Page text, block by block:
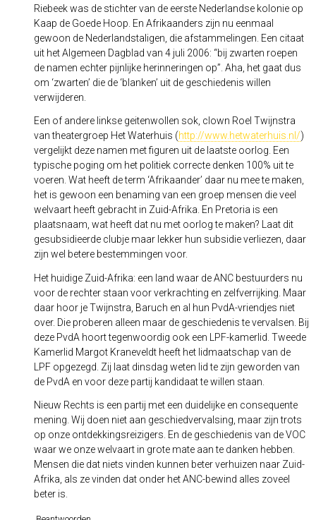
Riebeek was de stichter van de eerste Nederlandse kolonie op
Kaap de Goede Hoop. En Afrikaanders zijn nu eenmaal
gewoon de Nederlandstaligen, die afstammelingen. Een citaat
uit het Algemeen Dagblad van 4 juli 2006: “bij zwarten roepen
de namen echter pijnlijke herinneringen op”. Aha, het gaat dus
om ‘zwarten’ die de ‘blanken’ uit de geschiedenis willen
verwijderen.
Een of andere linkse geitenwollen sok, clown Roel Twijnstra
van theatergroep Het Waterhuis (http://www.hetwaterhuis.nl/)
vergelijkt deze namen met figuren uit de laatste oorlog. Een
typische poging om het politiek correcte denken 100% uit te
voeren. Wat heeft de term ‘Afrikaander’ daar nu mee te maken,
het is gewoon een benaming van een groep mensen die veel
welvaart heeft gebracht in Zuid-Afrika. En Pretoria is een
plaatsnaam, wat heeft dat nu met oorlog te maken? Laat dit
gesubsidieerde clubje maar lekker hun subsidie verliezen, daar
zijn wel betere bestemmingen voor.
Het huidige Zuid-Afrika: een land waar de ANC bestuurders nu
voor de rechter staan voor verkrachting en zelfverrijking. Maar
daar hoor je Twijnstra, Baruch en al hun PvdA-vriendjes niet
over. Die proberen alleen maar de geschiedenis te vervalsen. Bij
deze PvdA hoort tegenwoordig ook een LPF-kamerlid. Tweede
Kamerlid Margot Kraneveldt heeft het lidmaatschap van de
LPF opgezegd. Zij laat dinsdag weten lid te zijn geworden van
de PvdA en voor deze partij kandidaat te willen staan.
Nieuw Rechts is een partij met een duidelijke en consequente
mening. Wij doen niet aan geschiedvervalsing, maar zijn trots
op onze ontdekkingsreizigers. En de geschiedenis van de VOC
waar we onze welvaart in grote mate aan te danken hebben.
Mensen die dat niets vinden kunnen beter verhuizen naar Zuid-
Afrika, als ze vinden dat onder het ANC-bewind alles zoveel
beter is.